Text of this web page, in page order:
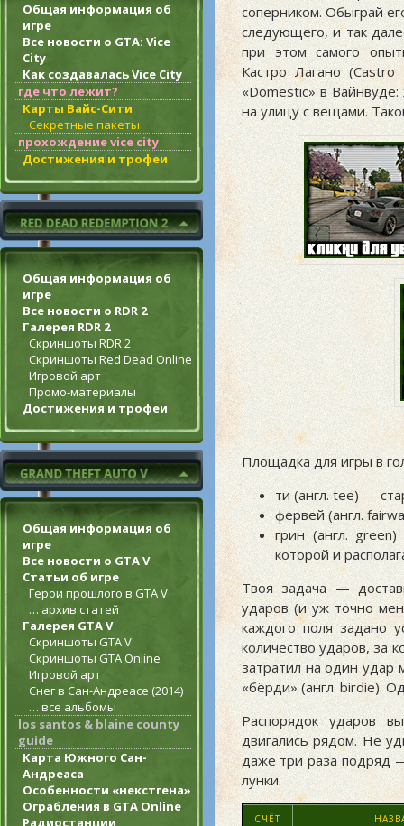
Общая информация об
игре
Все новости о GTA: Vice
City
Как создавалась Vice City
где что лежит?
Карты Вайс-Сити
Секретные пакеты
прохождение vice city
Достижения и трофеи
Общая информация об
игре
Все новости о RDR 2
Галерея RDR 2
Скриншоты RDR 2
Скриншоты Red Dead Online
Игровой арт
Промо-материалы
Достижения и трофеи
Общая информация об
игре
Все новости о GTA V
Статьи об игре
Герои прошлого в GTA V
… архив статей
Галерея GTA V
Скриншоты GTA V
Скриншоты GTA Online
Игровой арт
Снег в Сан-Андреасе (2014)
… все альбомы
los santos & blaine county
guide
Карта Южного Сан-
Андреаса
Особенности «некстгена»
Ограбления в GTA Online
Радиостанции
соперником. Обыграй
следующего, и так
при этом самого
Кастро Лагано
«Domestic» в
на улицу с вещами.
Площадка для игры в
ти (англ. tee) —
фервей (англ.
грин (англ.
которой и
Твоя задача —
ударов (и уж точно
каждого поля задано
количество ударов, за
затратил на один удар
«бёрди» (англ. birdie).
Распорядок ударов
двигались рядом. Не
даже три раза подряд
лунки.
СЧЁТ